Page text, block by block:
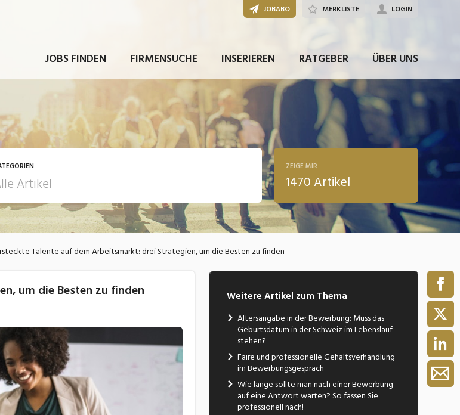
JOBS FINDEN FIRMENSUCHE INSERIEREN RATGEBER ÜBER UNS
JOBABO MERKLISTE LOGIN
Ausbildung / Weiterbildung
ZEIGE MIR
1470 Artikel
Talente auf dem Arbeitsmarkt: drei Strategien, um die Besten zu finden
um die Besten zu finden Weitere Artikel zum Thema
Altersangabe in der Bewerbung: Muss das
Geburtsdatum in der Schweiz im Lebenslauf
stehen?
Faire und professionelle Gehaltsverhandlung
im Bewerbungsgespräch
Wie lange sollte man nach einer Bewerbung
auf eine Antwort warten? So fassen Sie
professionell nach!